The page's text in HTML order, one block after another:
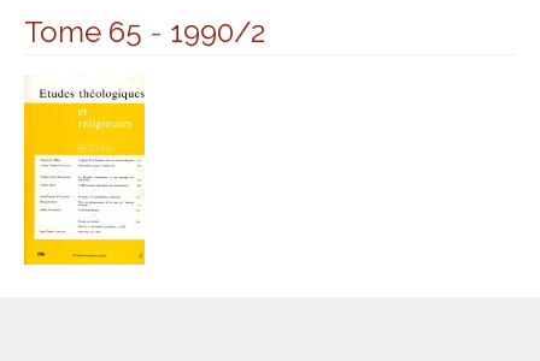
Tome 65 - 1990/2